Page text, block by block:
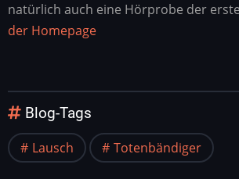
natürlich auch eine Hörprobe der
der Homepage
Blog-Tags
Lausch Totenbändiger